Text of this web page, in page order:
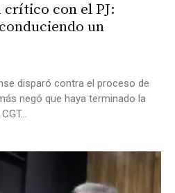
crítico con el PJ:
un
disparó contra el proceso de
negó que haya terminado la